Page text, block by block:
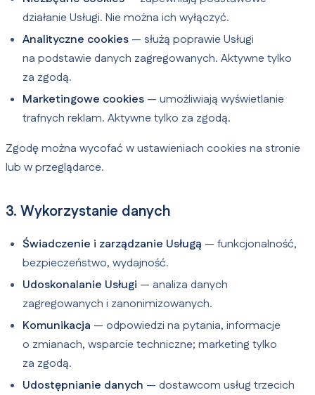
działanie Usługi. Nie można ich wyłączyć.
Analityczne cookies — służą poprawie Usługi
na podstawie danych zagregowanych. Aktywne tylko
za zgodą.
Marketingowe cookies — umożliwiają wyświetlanie
trafnych reklam. Aktywne tylko za zgodą.
Zgodę można wycofać w ustawieniach cookies na stronie
lub w przeglądarce.
3. Wykorzystanie danych
Świadczenie i zarządzanie Usługą — funkcjonalność,
bezpieczeństwo, wydajność.
Udoskonalanie Usługi — analiza danych
zagregowanych i zanonimizowanych.
Komunikacja — odpowiedzi na pytania, informacje
o zmianach, wsparcie techniczne; marketing tylko
za zgodą.
Udostępnianie danych — dostawcom usług trzecich